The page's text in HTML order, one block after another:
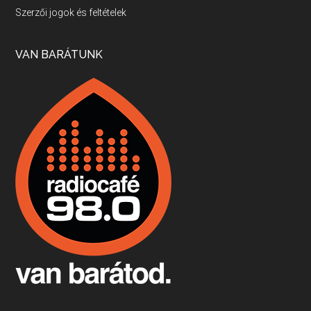
Villány, kékfrankos, Jackfall
Apr 17, 2026 • 00:35:38
Boston, teadélután, bab és homár
Apr 9, 2026 • 00:37:17
Fermentáljunk, a testünk meghálálja!
Apr 3, 2026 • 00:36:07
Szerzői jogok és feltételek
VAN BARÁTUNK